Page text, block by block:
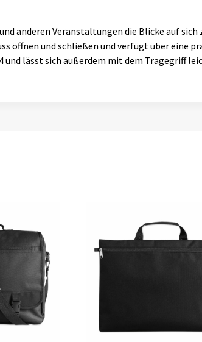
anderen Veranstaltungen die Blicke auf sich
öffnen und schließen und verfügt über eine
und lässt sich außerdem mit dem Tragegriff